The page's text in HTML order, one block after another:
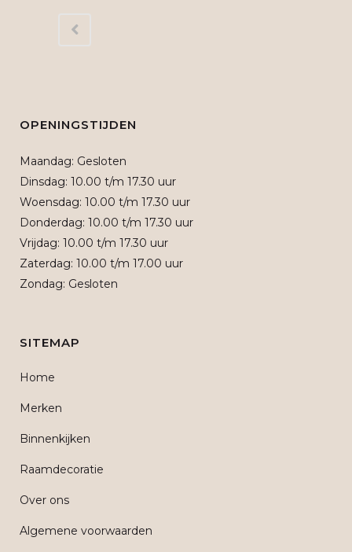
OPENINGSTIJDEN
Maandag: Gesloten
Dinsdag: 10.00 t/m 17.30 uur
Woensdag: 10.00 t/m 17.30 uur
Donderdag: 10.00 t/m 17.30 uur
Vrijdag: 10.00 t/m 17.30 uur
Zaterdag: 10.00 t/m 17.00 uur
Zondag: Gesloten
SITEMAP
Home
Merken
Binnenkijken
Raamdecoratie
Over ons
Algemene voorwaarden